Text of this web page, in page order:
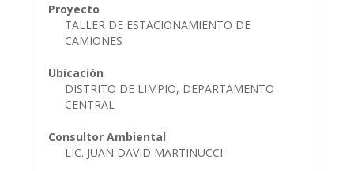
Proyecto
TALLER DE ESTACIONAMIENTO DE
CAMIONES
Ubicación
DISTRITO DE LIMPIO, DEPARTAMENTO
CENTRAL
Consultor Ambiental
LIC. JUAN DAVID MARTINUCCI